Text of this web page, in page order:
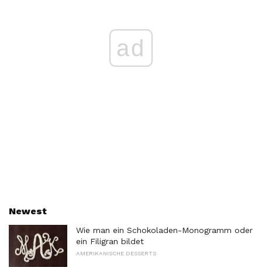
ad
Newest
Wie man ein Schokoladen-Monogramm oder
ein Filigran bildet
AMERIKANISCHE DESSERTS